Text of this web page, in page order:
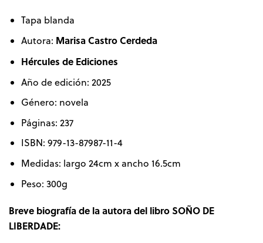
Tapa blanda
Autora: Marisa Castro Cerdeda
Hércules de Ediciones
Año de edición: 2025
Género: novela
Páginas: 237
ISBN: 979-13-87987-11-4
Medidas: largo 24cm x ancho 16.5cm
Peso: 300g
Breve biografía de la autora del libro SOÑO DE
LIBERDADE: